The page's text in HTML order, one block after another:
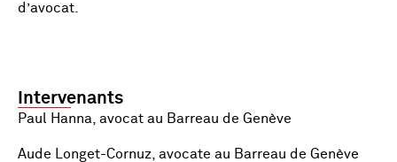
d’avocat.
Intervenants
Paul Hanna, avocat au Barreau de Genève
Aude Longet-Cornuz, avocate au Barreau de Genève